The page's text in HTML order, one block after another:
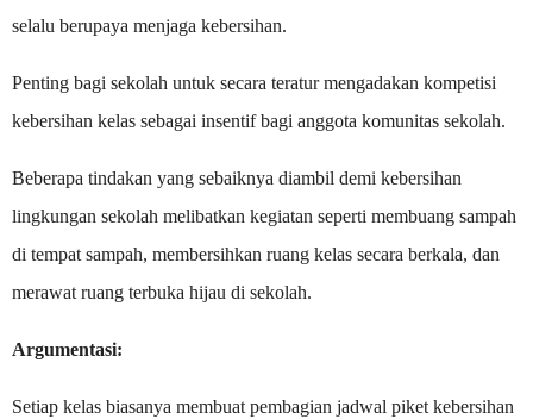
selalu berupaya menjaga kebersihan.
Penting bagi sekolah untuk secara teratur mengadakan kompetisi
kebersihan kelas sebagai insentif bagi anggota komunitas sekolah.
Beberapa tindakan yang sebaiknya diambil demi kebersihan
lingkungan sekolah melibatkan kegiatan seperti membuang sampah
di tempat sampah, membersihkan ruang kelas secara berkala, dan
merawat ruang terbuka hijau di sekolah.
Argumentasi:
Setiap kelas biasanya membuat pembagian jadwal piket kebersihan